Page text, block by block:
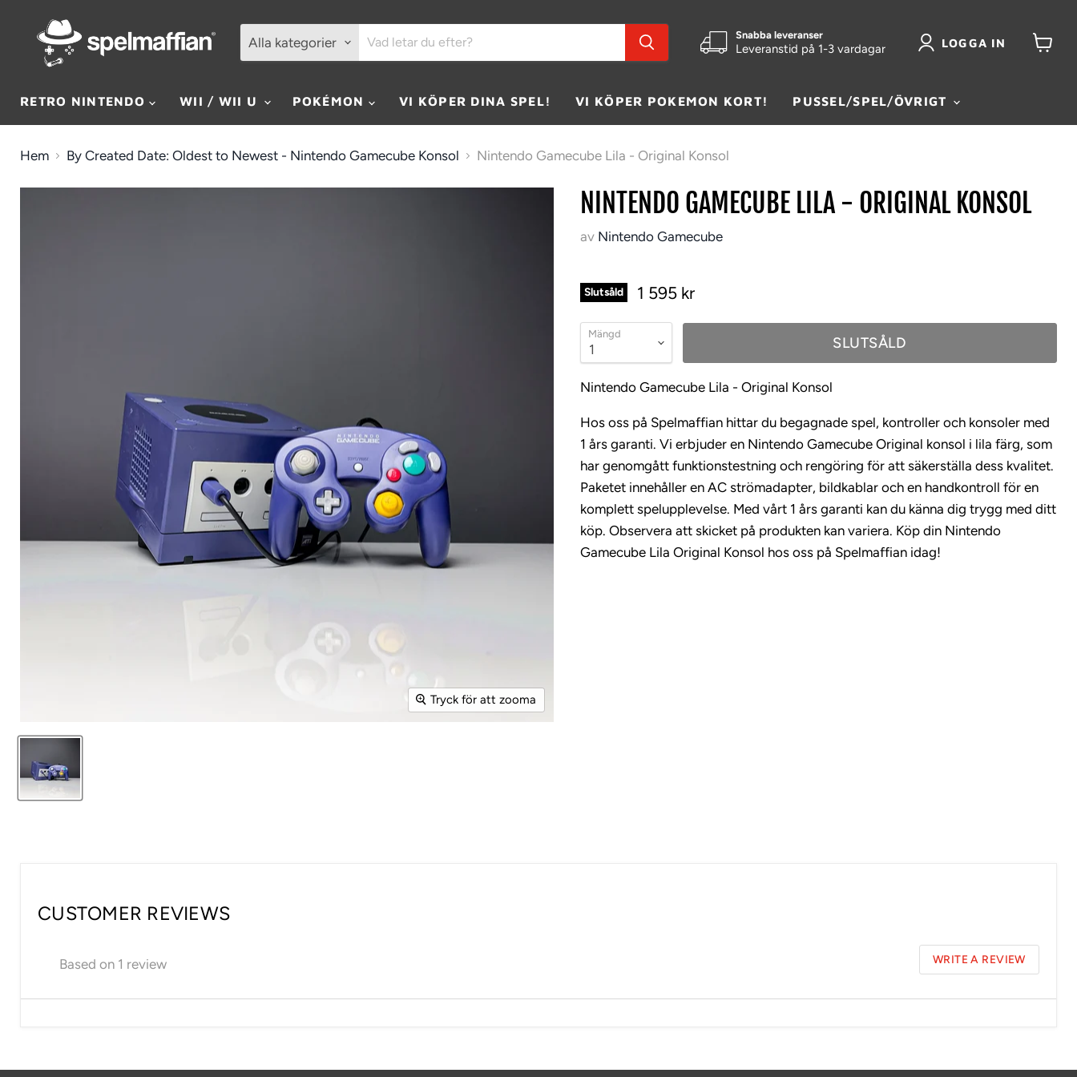
Alla kategorier Snabba leveranser
Leveranstid på 1-3 vardagar LOGGA IN
RETRO NINTENDO WII / WII U POKÉMON VI KÖPER DINA SPEL! VI KÖPER POKEMON KORT! PUSSEL/SPEL/ÖVRIGT
Hem By Created Date: Oldest to Newest - Nintendo Gamecube Konsol Nintendo Gamecube Lila - Original Konsol
Tryck för att zooma
NINTENDO GAMECUBE LILA - ORIGINAL KONSOL
av Nintendo Gamecube
Slutsåld 1 595 kr
Mängd SLUTSÅLD
Nintendo Gamecube Lila - Original Konsol
Hos oss på Spelmaffian hittar du begagnade spel, kontroller och konsoler med
1 års garanti. Vi erbjuder en Nintendo Gamecube Original konsol i lila färg, som
har genomgått funktionstestning och rengöring för att säkerställa dess kvalitet.
Paketet innehåller en AC strömadapter, bildkablar och en handkontroll för en
komplett spelupplevelse. Med vårt 1 års garanti kan du känna dig trygg med ditt
köp. Observera att skicket på produkten kan variera. Köp din Nintendo
Gamecube Lila Original Konsol hos oss på Spelmaffian idag!
CUSTOMER REVIEWS
Based on 1 review WRITE A REVIEW